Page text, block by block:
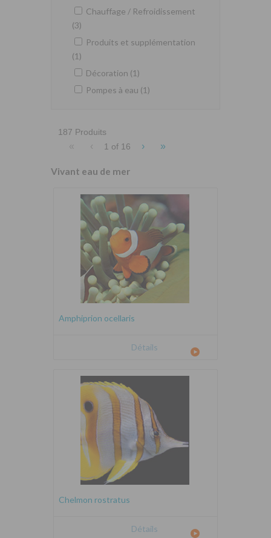
Chauffage / Refroidissement
(3)
Produits et supplémentation
(1)
Décoration (1)
Pompes à eau (1)
187 Produits
« ‹ 1 of 16 › »
Vivant eau de mer
Amphiprion ocellaris
Détails
Chelmon rostratus
Détails